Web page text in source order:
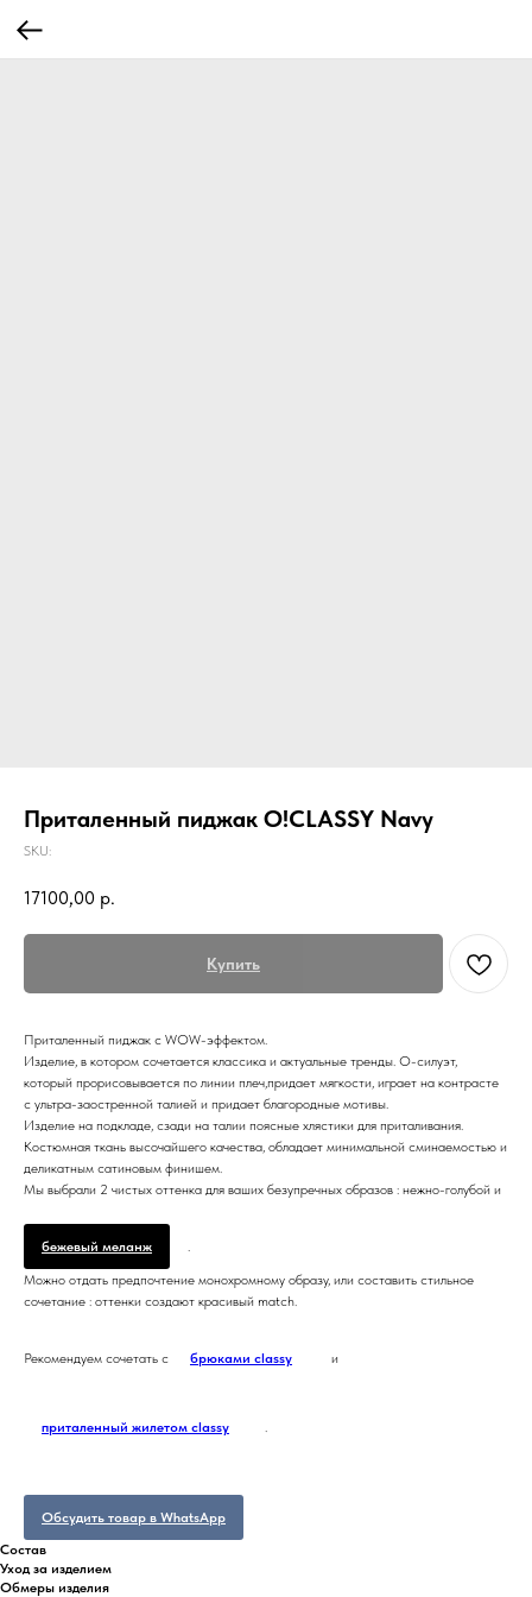
Приталенный пиджак O!CLASSY Navy
SKU:
17100,00 р.
Купить
Приталенный пиджак с WOW-эффектом.
Изделие, в котором сочетается классика и актуальные тренды. О-силуэт,
который прорисовывается по линии плеч,придает мягкости, играет на контрасте
с ультра-заостренной талией и придает благородные мотивы.
Изделие на подкладе, сзади на талии поясные хлястики для приталивания.
Костюмная ткань высочайшего качества, обладает минимальной сминаемостью и
деликатным сатиновым финишем.
Мы выбрали 2 чистых оттенка для ваших безупречных образов : нежно-голубой и
бежевый меланж
.
Можно отдать предпочтение монохромному образу, или составить стильное
сочетание : оттенки создают красивый match.
Рекомендуем сочетать с брюками classy и
приталенный жилетом classy .
Обсудить товар в WhatsApp
Состав
Уход за изделием
Обмеры изделия